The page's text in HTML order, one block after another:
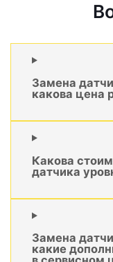
Замена
какова цена
Какова
датчика
Замена
какие